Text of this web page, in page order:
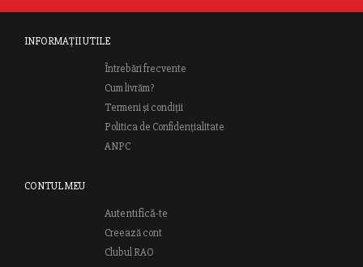
INFORMAȚII UTILE
Întrebări frecvente
Cum livrăm?
Termeni și condiții
Politica de Confidențialitate
ANPC
CONTUL MEU
Autentifică-te
Creează cont
Clubul RAO